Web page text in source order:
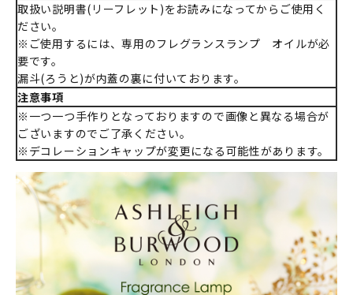
取扱い説明書(リーフレット)をお読みになってからご使用く
ださい。
※ご使用するには、専用のフレグランスランプ オイルが必
要です。
漏斗(ろうと)が内蓋の裏に付いております。
注意事項
※一つ一つ手作りとなっておりますので画像と異なる場合が
ございますのでご了承ください。
※デコレーションキャップが変更になる可能性があります。